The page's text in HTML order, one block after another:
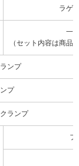
ラゲ
一
（セット内容は商品
ンプ
プ
ランプ
フ